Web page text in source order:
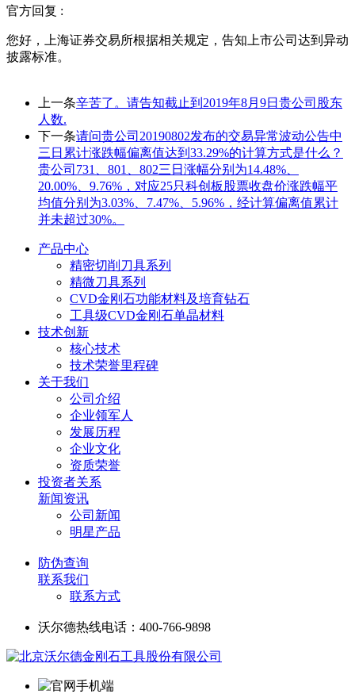
官方回复 :
您好，上海证券交易所根据相关规定，告知上市公司达到异动
披露标准。
上一条辛苦了。请告知截止到2019年8月9日贵公司股东
人数.
下一条请问贵公司20190802发布的交易异常波动公告中
三日累计涨跌幅偏离值达到33.29%的计算方式是什么？
贵公司731、801、802三日涨幅分别为14.48%、
20.00%、9.76%，对应25只科创板股票收盘价涨跌幅平
均值分别为3.03%、7.47%、5.96%，经计算偏离值累计
并未超过30%。
产品中心
精密切削刀具系列
精微刀具系列
CVD金刚石功能材料及培育钻石
工具级CVD金刚石单晶材料
技术创新
核心技术
技术荣誉里程碑
关于我们
公司介绍
企业领军人
发展历程
企业文化
资质荣誉
投资者关系
新闻资讯
公司新闻
明星产品
防伪查询
联系我们
联系方式
沃尔德热线电话：400-766-9898